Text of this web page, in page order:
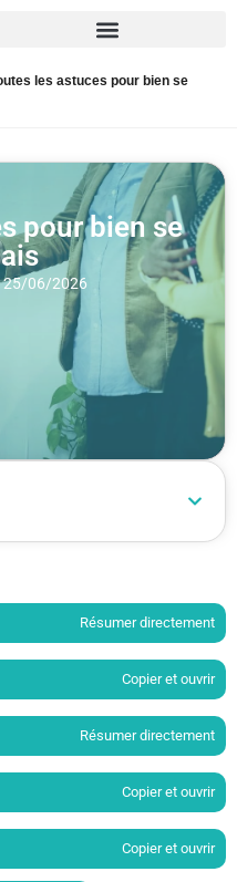
les astuces pour bien se
pour bien se
25/06/2026
Résumer directement
Copier et ouvrir
Résumer directement
Copier et ouvrir
Copier et ouvrir